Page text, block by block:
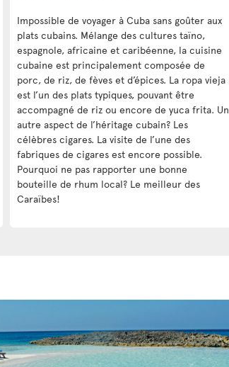
Impossible de voyager à Cuba sans goûter aux
plats cubains. Mélange des cultures taïno,
espagnole, africaine et caribéenne, la cuisine
cubaine est principalement composée de
porc, de riz, de fèves et d’épices. La ropa vieja
est l’un des plats typiques, pouvant être
accompagné de riz ou encore de yuca frita. Un
autre aspect de l’héritage cubain? Les
célèbres cigares. La visite de l’une des
fabriques de cigares est encore possible.
Pourquoi ne pas rapporter une bonne
bouteille de rhum local? Le meilleur des
Caraïbes!